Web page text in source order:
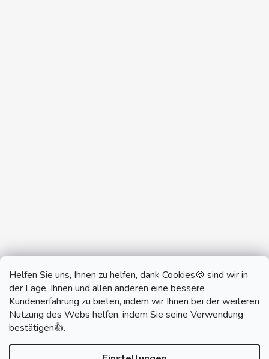
Helfen Sie uns, Ihnen zu helfen, dank Cookies🍪 sind wir in
der Lage, Ihnen und allen anderen eine bessere
Kundenerfahrung zu bieten, indem wir Ihnen bei der weiteren
Nutzung des Webs helfen, indem Sie seine Verwendung
bestätigen👍.monobrand.cz monobrand.online